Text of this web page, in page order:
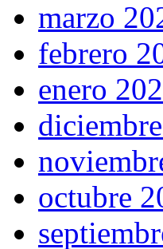
marzo
febrero
enero
octubre